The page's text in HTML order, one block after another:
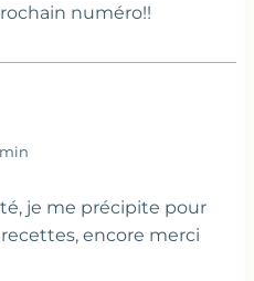
numéro!!
min
je me précipite pour
encore merci